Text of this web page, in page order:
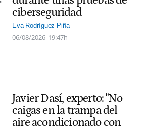
ciberseguridad
Eva Rodríguez Piña
06/08/2026 19:47h
Javier Dasí, experto: "No
caigas en la trampa del
aire acondicionado con